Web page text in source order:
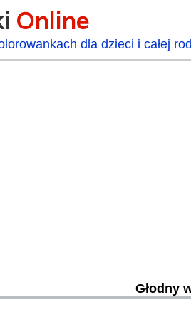
Online
dla dzieci i całej
Głodny